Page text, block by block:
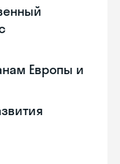
Европы и